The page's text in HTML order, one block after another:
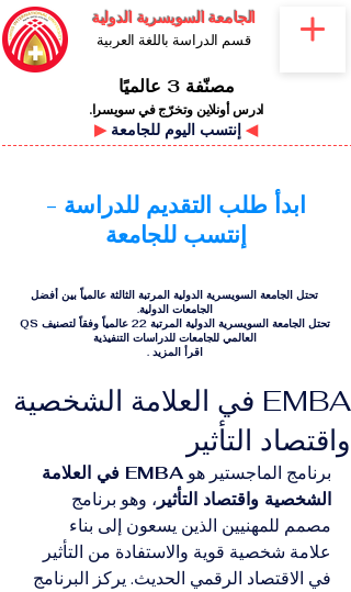
الجامعة السويسرية الدولية
قسم الدراسة باللغة العربية
مصنّفة 3 عالميًا
ادرس أونلاين وتخرّج في سويسرا.
▶ ◀
ابدأ طلب التقديم للدراسة -
إنتسب للجامعة
تحتل الجامعة السويسرية الدولية المرتبة الثالثة عالمياً بين أفضل
الجامعات الدولية.
تحتل الجامعة السويسرية الدولية المرتبة 22 عالمياً وفقاً لتصنيف QS
العالمي للجامعات للدراسات التنفيذية
اقرأ المزيد .
EMBA في العلامة الشخصية
واقتصاد التأثير
برنامج الماجستير هو
EMBA في العلامة
الشخصية واقتصاد التأثير ، وهو برنامج
مصمم للمهنيين الذين يسعون إلى بناء
علامة شخصية قوية والاستفادة من التأثير
في الاقتصاد الرقمي الحديث. يركز البرنامج